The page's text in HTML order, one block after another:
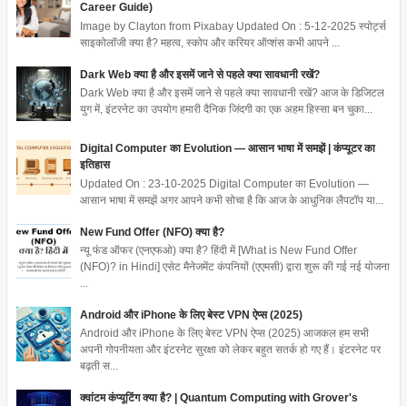
Career Guide)
Image by Clayton from Pixabay Updated On : 5-12-2025 स्पोर्ट्स
साइकोलॉजी क्या है? महत्व, स्कोप और करियर ऑप्शंस कभी आपने ...
Dark Web क्या है और इसमें जाने से पहले क्या सावधानी रखें?
Dark Web क्या है और इसमें जाने से पहले क्या सावधानी रखें? आज के डिजिटल
युग में, इंटरनेट का उपयोग हमारी दैनिक जिंदगी का एक अहम हिस्सा बन चुका...
Digital Computer का Evolution — आसान भाषा में समझें | कंप्यूटर का
इतिहास
Updated On : 23-10-2025 Digital Computer का Evolution —
आसान भाषा में समझें अगर आपने कभी सोचा है कि आज के आधुनिक लैपटॉप या...
New Fund Offer (NFO) क्या है?
न्यू फंड ऑफर (एनएफओ) क्या है? हिंदी में [What is New Fund Offer
(NFO)? in Hindi] एसेट मैनेजमेंट कंपनियों (एएमसी) द्वारा शुरू की गई नई योजना
...
Android और iPhone के लिए बेस्ट VPN ऐप्स (2025)
Android और iPhone के लिए बेस्ट VPN ऐप्स (2025) आजकल हम सभी
अपनी गोपनीयता और इंटरनेट सुरक्षा को लेकर बहुत सतर्क हो गए हैं। इंटरनेट पर
बढ़ती स...
क्वांटम कंप्यूटिंग क्या है? | Quantum Computing with Grover's